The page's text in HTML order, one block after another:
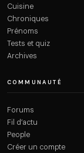
Cuisine
Chroniques
Prénoms
Tests et quiz
Archives
COMMUNAUTÉ
Forums
Fil d’actu
People
Créer un compte